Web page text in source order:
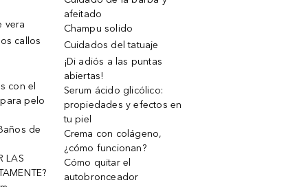
vera
callos
con el
pelo
de
LAS
afeitado
Champu solido
Cuidados del tatuaje
¡Di adiós a las puntas
abiertas!
Serum ácido glicólico:
propiedades y efectos en
tu piel
Crema con colágeno,
¿cómo funcionan?
Cómo quitar el
autobronceador